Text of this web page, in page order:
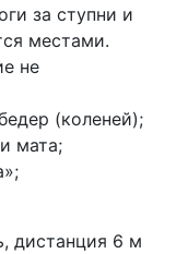
за ступни и
местами.
не
(коленей);
мата;
дистанция 6 м